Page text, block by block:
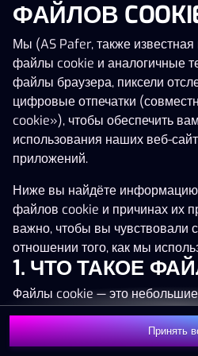
Нажми в
MEGA
MAJOR
ФАЙЛОВ
Мы (AS Pafer, также известная
файлы cookie и аналогичные
файлы браузера, пиксели
цифровые отпечатки
cookie»), чтобы обеспечить
использования наших веб-
приложений.
Ниже вы найдёте информацию
файлов cookie и причинах их
важно, чтобы вы чувствовали
отношении того, как мы
1. ЧТО ТАКОЕ
Файлы cookie — это
которые сохраняются на
на компьютере, мобильном
при посещении наших веб-
Принять